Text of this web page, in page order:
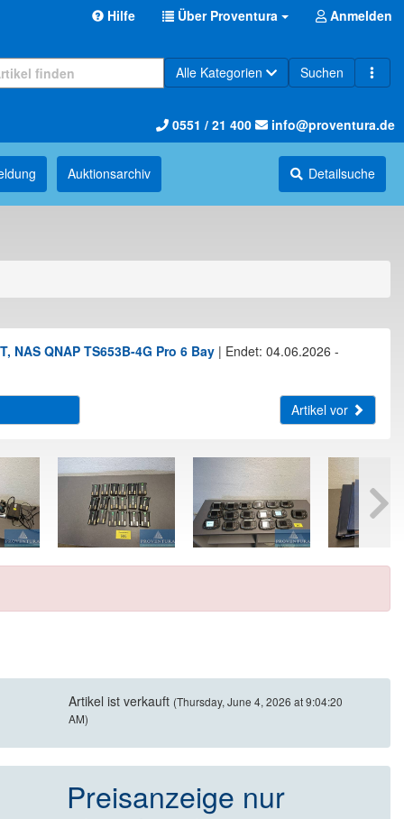
Hilfe Über Proventura Anmelden
Alle Kategorien Suchen
0551 / 21 400 info@proventura.de
Auktions­archiv Detailsuche
NAS QNAP TS653B-4G Pro 6 Bay | Endet: 04.06.2026 -
Artikel vor
Artikel ist verkauft (Thursday, June 4, 2026 at 9:04:20
AM)
Preisanzeige nur